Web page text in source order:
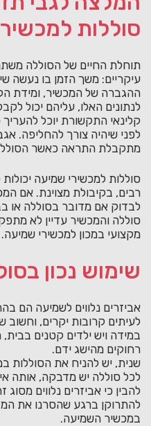
סוללות
תוחלת החיים של הסוללה
עיקריים: משך הזמן בו נעשה
ההגברה של המכשיר, ומידת
לנתונים האלו, עליהם יכול
קלינאי התקשורת יוכל
לפני שיהיה צורך להחליפה.
מתקבלת התראה כאשר
סוללות למכשירי שמיעה
רבים, בקיבולת מצוינת. אם
לבדוק אם מדובר בסוללה או
סוללה והמכשיר עדיין לא
מקצועי במכון למכשירי שמיעה.
שימוש נכון
אביזרים נלווים לשמיעה הם
לעיתים קרובות יקרים,
במידה ויש ילדים קטנים בבית,
רחוקים מהישג ידם.
שנית, יש להניח את הסוללות
לכל סוללה יש מדבקה, אותה
להבין כי אביזרים נלווים מסוג
להתרוקן ברגע שהסרנו את
במכשיר השמיעה.